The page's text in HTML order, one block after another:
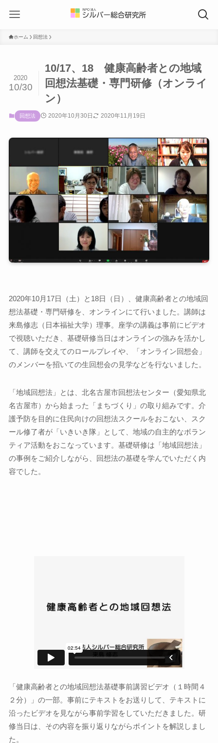
ホーム 回想法
10/17、18 健康高齢者との地域
回想法基礎・専門研修（オンライ
ン）
2020
10/30
回想法 2020年10月30日 2020年11月19日
2020年10月17日（土）と18日（日）、健康高齢者との地域回
想法基礎・専門研修を、オンラインにて行いました。講師は
来島修志（日本福祉大学）理事。座学の講義は事前にビデオ
で視聴いただき、基礎研修当日はオンラインの強みを活かし
て、講師を交えてのロールプレイや、「オンライン回想会」
のメンバーを招いての生回想会の見学などを行ないました。
「地域回想法」とは、北名古屋市回想法センター（愛知県北
名古屋市）から始まった「まちづくり」の取り組みです。介
護予防を目的に住民向けの回想法スクールをおこない、スク
ール修了者が「いきいき隊」として、地域の自主的なボラン
ティア活動をおこなっています。基礎研修は「地域回想法」
の事例をご紹介しながら、回想法の基礎を学んでいただく内
容でした。
「健康高齢者との地域回想法基礎事前講習ビデオ（１時間４
２分）」の一部。事前にテキストをお送りして、テキストに
沿ったビデオを見ながら事前学習をしていただきました。研
修当日は、その内容を振り返りながらポイントを解説しまし
た。